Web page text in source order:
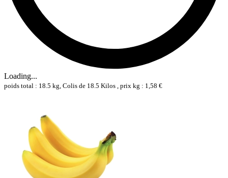
Loading...
poids total : 18.5 kg, Colis de 18.5 Kilos , prix kg : 1,58 €